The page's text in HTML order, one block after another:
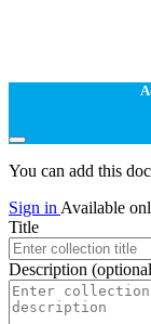
You can add this
Sign in Available
Title
Description